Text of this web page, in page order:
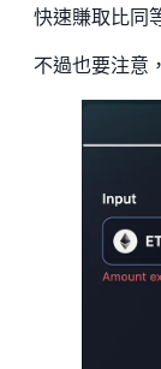
快速賺取比同
不過也要注意